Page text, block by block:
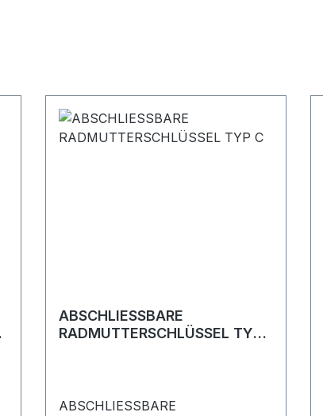
ABSCHLIESSBARE
RADMUTTERSCHLÜSSEL TYP
ABSCHLIESSBARE